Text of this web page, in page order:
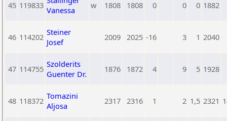
45 119833 Vanessa
w 1808 1808 0 0 0 1882
46 114202 Steiner
Josef
2009 2025 -16 3 1 2040
47 114755 Szolderits
Guenter Dr.
1876 1872 4 9 5 1928
48 118372 Tomazini
Aljosa
2317 2316 1 2 1,5 2321